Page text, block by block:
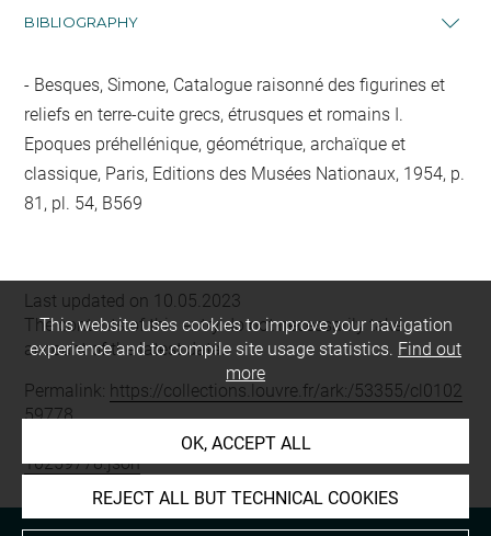
BIBLIOGRAPHY
Besques, Simone, Catalogue raisonné des figurines et
reliefs en terre-cuite grecs, étrusques et romains I.
Epoques préhellénique, géométrique, archaïque et
classique, Paris, Editions des Musées Nationaux, 1954, p.
81, pl. 54, B569
Last updated on 10.05.2023
The contents of this entry do not necessarily take
account of the latest data.
Permalink: https://collections.louvre.fr/ark:/53355/cl0102
59778
https://collections.louvre.fr/ark:/53355/cl0
10259778.json
This website uses cookies to improve your navigation
experience and to compile site usage statistics. Find out
more
OK, ACCEPT ALL
REJECT ALL BUT TECHNICAL COOKIES